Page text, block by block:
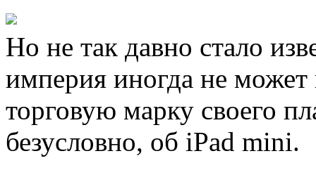
Но не так давно стало
империя иногда не может
торговую марку своего
безусловно, об iPad mini.